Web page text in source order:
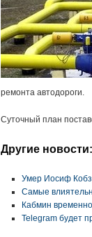
ремонта автодороги.
Суточный план
Другие новости:
Умер Иосиф
Самые
Кабмин
Telegram будет